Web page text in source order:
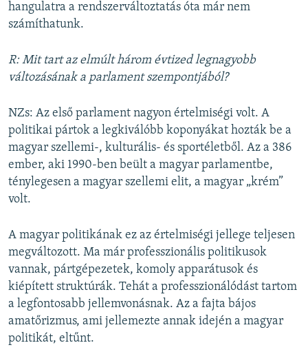
hangulatra a rendszerváltoztatás óta már nem
számíthatunk.
R: Mit tart az elmúlt három évtized legnagyobb
változásának a parlament szempontjából?
NZs: Az első parlament nagyon értelmiségi volt. A
politikai pártok a legkiválóbb koponyákat hozták be a
magyar szellemi-, kulturális- és sportéletből. Az a 386
ember, aki 1990-ben beült a magyar parlamentbe,
ténylegesen a magyar szellemi elit, a magyar „krém”
volt.
A magyar politikának ez az értelmiségi jellege teljesen
megváltozott. Ma már professzionális politikusok
vannak, pártgépezetek, komoly apparátusok és
kiépített struktúrák. Tehát a professzionálódást tartom
a legfontosabb jellemvonásnak. Az a fajta bájos
amatőrizmus, ami jellemezte annak idején a magyar
politikát, eltűnt.